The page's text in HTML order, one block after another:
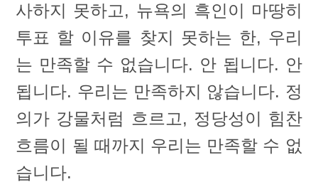
사하지 못하고, 뉴욕의 흑인이 마땅히
투표 할 이유를 찾지 못하는 한, 우리
는 만족할 수 없습니다. 안 됩니다. 안
됩니다. 우리는 만족하지 않습니다. 정
의가 강물처럼 흐르고, 정당성이 힘찬
흐름이 될 때까지 우리는 만족할 수 없
습니다.